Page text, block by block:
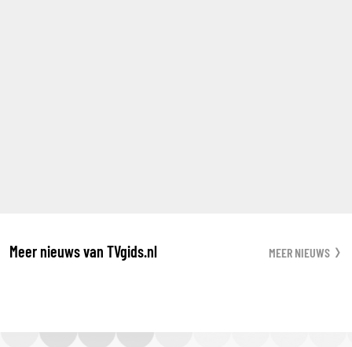
Meer nieuws van TVgids.nl MEER NIEUWS